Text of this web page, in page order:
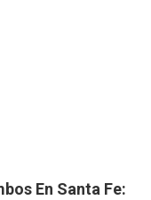
En Santa Fe: